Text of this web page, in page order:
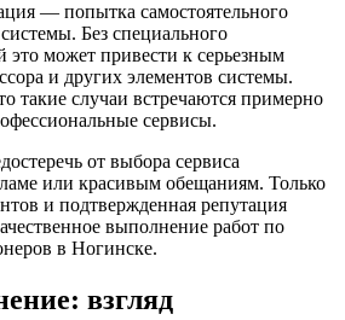
— попытка самостоятельного
Без специального
это может привести к серьезным
и других элементов системы.
такие случаи встречаются примерно
сервисы.
от выбора сервиса
или красивым обещаниям. Только
и подтвержденная репутация
выполнение работ по
в Ногинске.
взгляд